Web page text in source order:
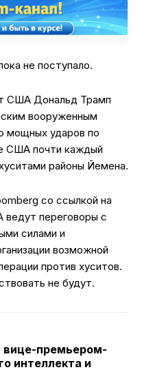
не поступало.
США Дональд Трамп
вооруженным
мощных ударов по
США почти каждый
районы Йемена.
со ссылкой на
переговоры с
силами и
возможной
против хуситов.
не будут.
вице-премьером-
интеллекта и